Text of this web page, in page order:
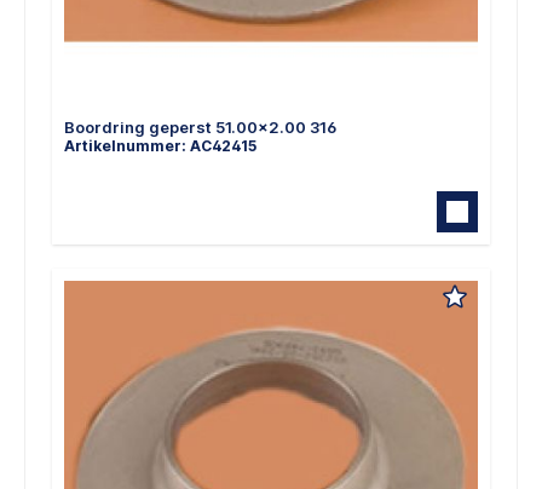
Boordring geperst 51.00x2.00 316
Artikelnummer: AC42415